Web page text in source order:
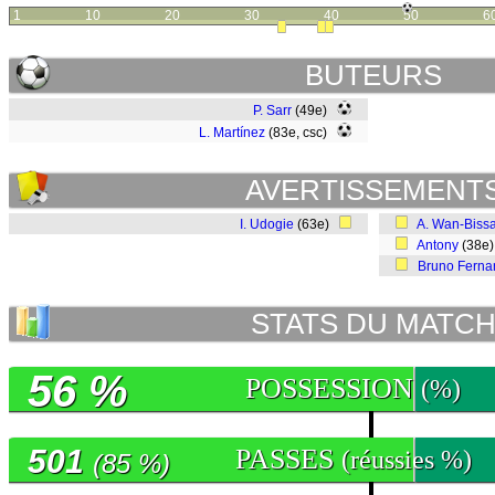
1 10 20 30 40 50
BUTEURS
P. Sarr (49e)
L. Martínez (83e, csc)
I. Udogie (63e)
A. Wan-
Antony
Bruno
STATS DU MATCH
POSSESSION (%)
56 %
PASSES (réussies %)
501 (85 %)